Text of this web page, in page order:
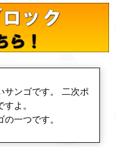
サンゴです。 二次ポ
よ。
一つです。